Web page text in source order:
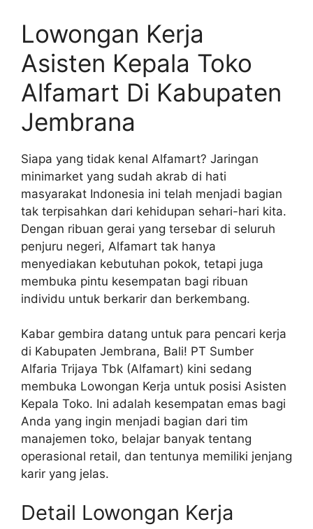
Lowongan Kerja
Asisten Kepala Toko
Alfamart Di Kabupaten
Jembrana
Siapa yang tidak kenal Alfamart? Jaringan
minimarket yang sudah akrab di hati
masyarakat Indonesia ini telah menjadi bagian
tak terpisahkan dari kehidupan sehari-hari kita.
Dengan ribuan gerai yang tersebar di seluruh
penjuru negeri, Alfamart tak hanya
menyediakan kebutuhan pokok, tetapi juga
membuka pintu kesempatan bagi ribuan
individu untuk berkarir dan berkembang.
Kabar gembira datang untuk para pencari kerja
di Kabupaten Jembrana, Bali! PT Sumber
Alfaria Trijaya Tbk (Alfamart) kini sedang
membuka Lowongan Kerja untuk posisi Asisten
Kepala Toko. Ini adalah kesempatan emas bagi
Anda yang ingin menjadi bagian dari tim
manajemen toko, belajar banyak tentang
operasional retail, dan tentunya memiliki jenjang
karir yang jelas.
Detail Lowongan Kerja